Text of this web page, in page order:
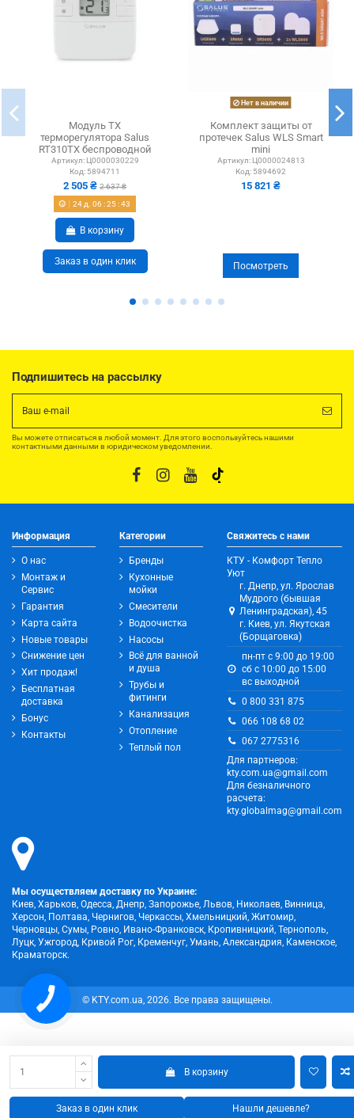
В корзину
Заказ в один клик Нашли дешевле?
Модуль TX
терморегулятора Salus
RT310TX беспроводной
Артикул: Ц0000030229
Код: 5894711
2 505 ₴ 2 637 ₴
24д. 06 :25:43
В корзину
Заказ в один клик
Нет в наличии
Комплект защиты от
протечек Salus WLS Smart
mini
Артикул: Ц0000024813
Код: 5894692
15 821 ₴
Посмотреть
Подпишитесь на рассылку
Вы можете отписаться в любой момент. Для этого воспользуйтесь нашими
контактными данными в юридическом уведомлении.
Информация
О нас
Монтаж и
Сервис
Гарантия
Карта сайта
Новые товары
Снижение цен
Хит продаж!
Бесплатная
доставка
Бонус
Контакты
Категории
Бренды
Кухонные
мойки
Смесители
Водоочистка
Насосы
Всё для ванной
и душа
Трубы и
фитинги
Канализация
Отопление
Теплый пол
Свяжитесь с нами
КТУ - Комфорт Тепло
Уют
г. Днепр, ул. Ярослав
Мудрого (бывшая
Ленинградская), 45
г. Киев, ул. Якутская
(Борщаговка)
пн-пт с 9:00 до 19:00
сб с 10:00 до 15:00
вс выходной
0 800 331 875
066 108 68 02
067 2775316
Для партнеров:
kty.com.ua@gmail.com
Для безналичного
расчета:
kty.globalmag@gmail.com
Мы осуществляем доставку по Украине:
Киев, Харьков, Одесса, Днепр, Запорожье, Львов, Николаев, Винница,
Херсон, Полтава, Чернигов, Черкассы, Хмельницкий, Житомир,
Черновцы, Сумы, Ровно, Ивано-Франковск, Кропивницкий, Тернополь,
Луцк, Ужгород, Кривой Рог, Кременчуг, Умань, Александрия, Каменское,
Краматорск.
© KTY.com.ua, 2026. Все права защищены.